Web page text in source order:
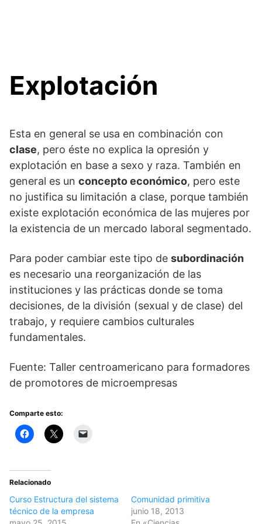
Explotación
Esta en general se usa en combinación con
clase, pero éste no explica la opresión y
explotación en base a sexo y raza. También en
general es un concepto económico, pero este
no justifica su limitación a clase, porque también
existe explotación económica de las mujeres por
la existencia de un mercado laboral segmentado.
Para poder cambiar este tipo de subordinación
es necesario una reorganización de las
instituciones y las prácticas donde se toma
decisiones, de la división (sexual y de clase) del
trabajo, y requiere cambios culturales
fundamentales.
Fuente: Taller centroamericano para formadores
de promotores de microempresas
Comparte esto:
Relacionado
Curso Estructura del sistema
técnico de la empresa
Comunidad primitiva
junio 18, 2013